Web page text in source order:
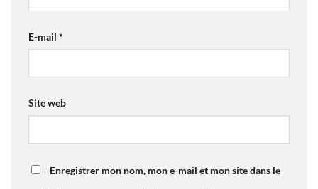
E-mail *
Site web
Enregistrer mon nom, mon e-mail et mon site dans le